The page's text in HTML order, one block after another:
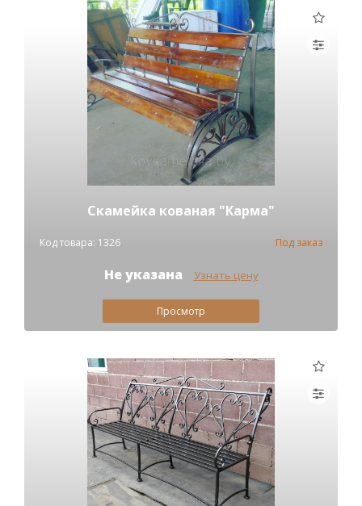
Скамейка кованая "Карма"
Код товара: 1326 Под заказ
Не указана Узнать цену
Просмотр